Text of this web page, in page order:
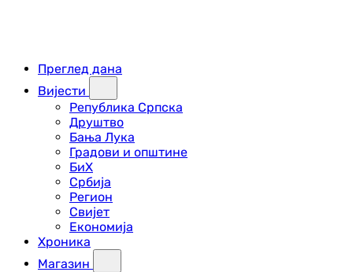
Преглед дана
Вијести
Република Српска
Друштво
Бања Лука
Градови и општине
БиХ
Србија
Регион
Свијет
Економија
Хроника
Магазин